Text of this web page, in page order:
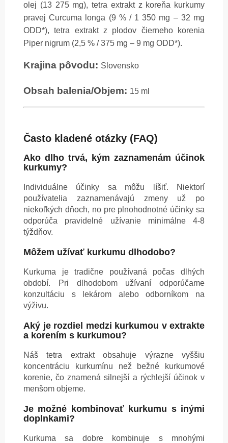
olej (13 275 mg), tetra extrakt z koreňa kurkumy
pravej Curcuma longa (9 % / 1 350 mg – 32 mg
ODD*), tetra extrakt z plodov čierneho korenia
Piper nigrum (2,5 % / 375 mg – 9 mg ODD*).
Krajina pôvodu: Slovensko
Obsah balenia/Objem: 15 ml
Často kladené otázky (FAQ)
Ako dlho trvá, kým zaznamenám účinok
kurkumy?
Individuálne účinky sa môžu líšiť. Niektorí
používatelia zaznamenávajú zmeny už po
niekoľkých dňoch, no pre plnohodnotné účinky sa
odporúča pravidelné užívanie minimálne 4-8
týždňov.
Môžem užívať kurkumu dlhodobo?
Kurkuma je tradične používaná počas dlhých
období. Pri dlhodobom užívaní odporúčame
konzultáciu s lekárom alebo odborníkom na
výživu.
Aký je rozdiel medzi kurkumou v extrakte
a korením s kurkumou?
Náš tetra extrakt obsahuje výrazne vyššiu
koncentráciu kurkumínu než bežné kurkumové
korenie, čo znamená silnejší a rýchlejší účinok v
menšom objeme.
Je možné kombinovať kurkumu s inými
doplnkami?
Kurkuma sa dobre kombinuje s mnohými